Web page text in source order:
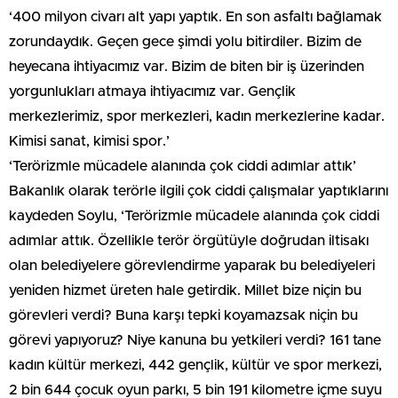
‘400 milyon civarı alt yapı yaptık. En son asfaltı bağlamak
zorundaydık. Geçen gece şimdi yolu bitirdiler. Bizim de
heyecana ihtiyacımız var. Bizim de biten bir iş üzerinden
yorgunlukları atmaya ihtiyacımız var. Gençlik
merkezlerimiz, spor merkezleri, kadın merkezlerine kadar.
Kimisi sanat, kimisi spor.’
‘Terörizmle mücadele alanında çok ciddi adımlar attık’
Bakanlık olarak terörle ilgili çok ciddi çalışmalar yaptıklarını
kaydeden Soylu, ‘Terörizmle mücadele alanında çok ciddi
adımlar attık. Özellikle terör örgütüyle doğrudan iltisakı
olan belediyelere görevlendirme yaparak bu belediyeleri
yeniden hizmet üreten hale getirdik. Millet bize niçin bu
görevleri verdi? Buna karşı tepki koyamazsak niçin bu
görevi yapıyoruz? Niye kanuna bu yetkileri verdi? 161 tane
kadın kültür merkezi, 442 gençlik, kültür ve spor merkezi,
2 bin 644 çocuk oyun parkı, 5 bin 191 kilometre içme suyu